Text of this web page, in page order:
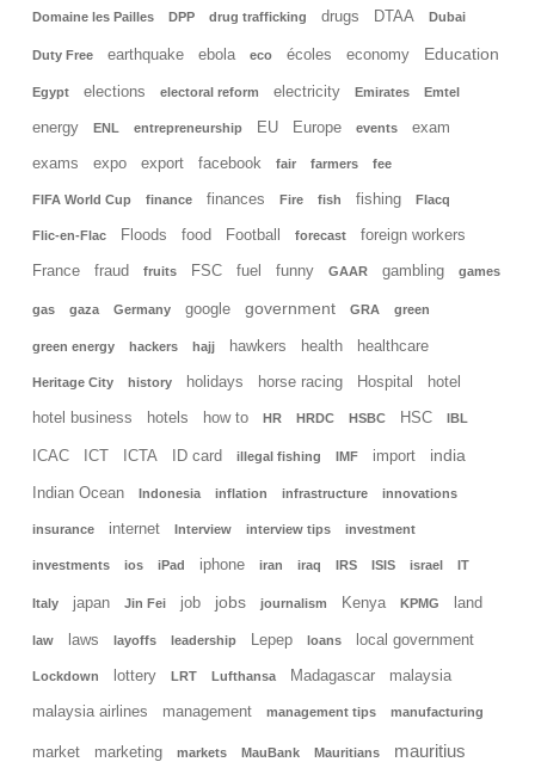
Domaine les Pailles DPP drug trafficking drugs DTAA Dubai
Duty Free earthquake ebola eco écoles economy Education
Egypt elections electoral reform electricity Emirates Emtel
energy ENL entrepreneurship EU Europe events exam
exams expo export facebook fair farmers fee
FIFA World Cup finance finances Fire fish fishing Flacq
Flic-en-Flac Floods food Football forecast foreign workers
France fraud fruits FSC fuel funny GAAR gambling games
gas gaza Germany google government GRA green
green energy hackers hajj hawkers health healthcare
Heritage City history holidays horse racing Hospital hotel
hotel business hotels how to HR HRDC HSBC HSC IBL
ICAC ICT ICTA ID card illegal fishing IMF import india
Indian Ocean Indonesia inflation infrastructure innovations
insurance internet Interview interview tips investment
investments ios iPad iphone iran iraq IRS ISIS israel IT
Italy japan Jin Fei job jobs journalism Kenya KPMG land
law laws layoffs leadership Lepep loans local government
Lockdown lottery LRT Lufthansa Madagascar malaysia
malaysia airlines management management tips manufacturing
market marketing markets MauBank Mauritians mauritius